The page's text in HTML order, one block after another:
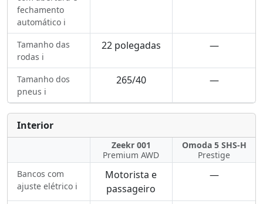
fechamento
automático ℹ️
Tamanho das
rodas ℹ️
22 polegadas —
Tamanho dos
pneus ℹ️
265/40 —
Interior
Zeekr 001
Premium AWD
Omoda 5 SHS-H
Prestige
Bancos com
ajuste elétrico ℹ️
Motorista e
passageiro
—